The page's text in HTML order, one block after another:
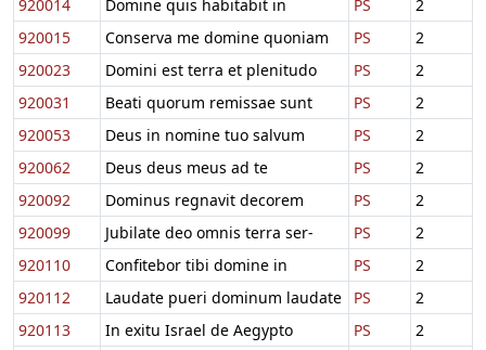
920014 Domine quis habitabit in PS
2
920015
Conserva me domine quoniam PS
2
920023
Domini est terra et plenitudo PS
2
920031
Beati quorum remissae sunt PS
2
920053
Deus in nomine tuo salvum PS
2
920062
Deus deus meus ad te PS
2
920092
Dominus regnavit decorem PS
2
920099
Jubilate deo omnis terra ser- PS
2
920110
Confitebor tibi domine in PS
2
920112
Laudate pueri dominum laudate PS
2
920113
In exitu Israel de Aegypto PS
2